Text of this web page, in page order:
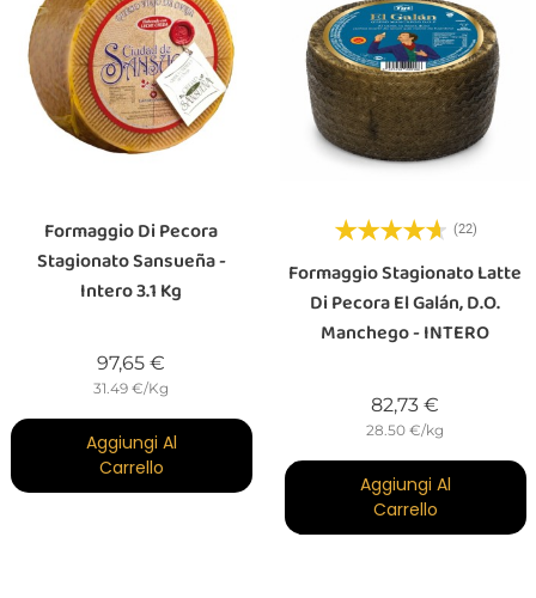
Formaggio Di Pecora
Stagionato Sansueña -
Intero 3.1 Kg
97,65 €
31.49 €/Kg
Aggiungi Al
Carrello
(22)
Formaggio Stagionato Latte
Di Pecora El Galán, D.O.
Manchego - INTERO
82,73 €
28.50 €/kg
Aggiungi Al
Carrello